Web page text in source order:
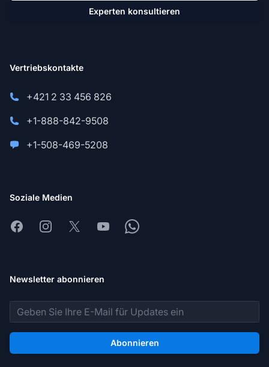
Experten konsultieren
Vertriebskontakte
+421 2 33 456 826
+1-888-842-9508
+1-508-469-5208
Soziale Medien
FacebookInstagram
X YoutubeWhatsapp
Newsletter abonnieren
E-Mail-Adresse
Abonnieren